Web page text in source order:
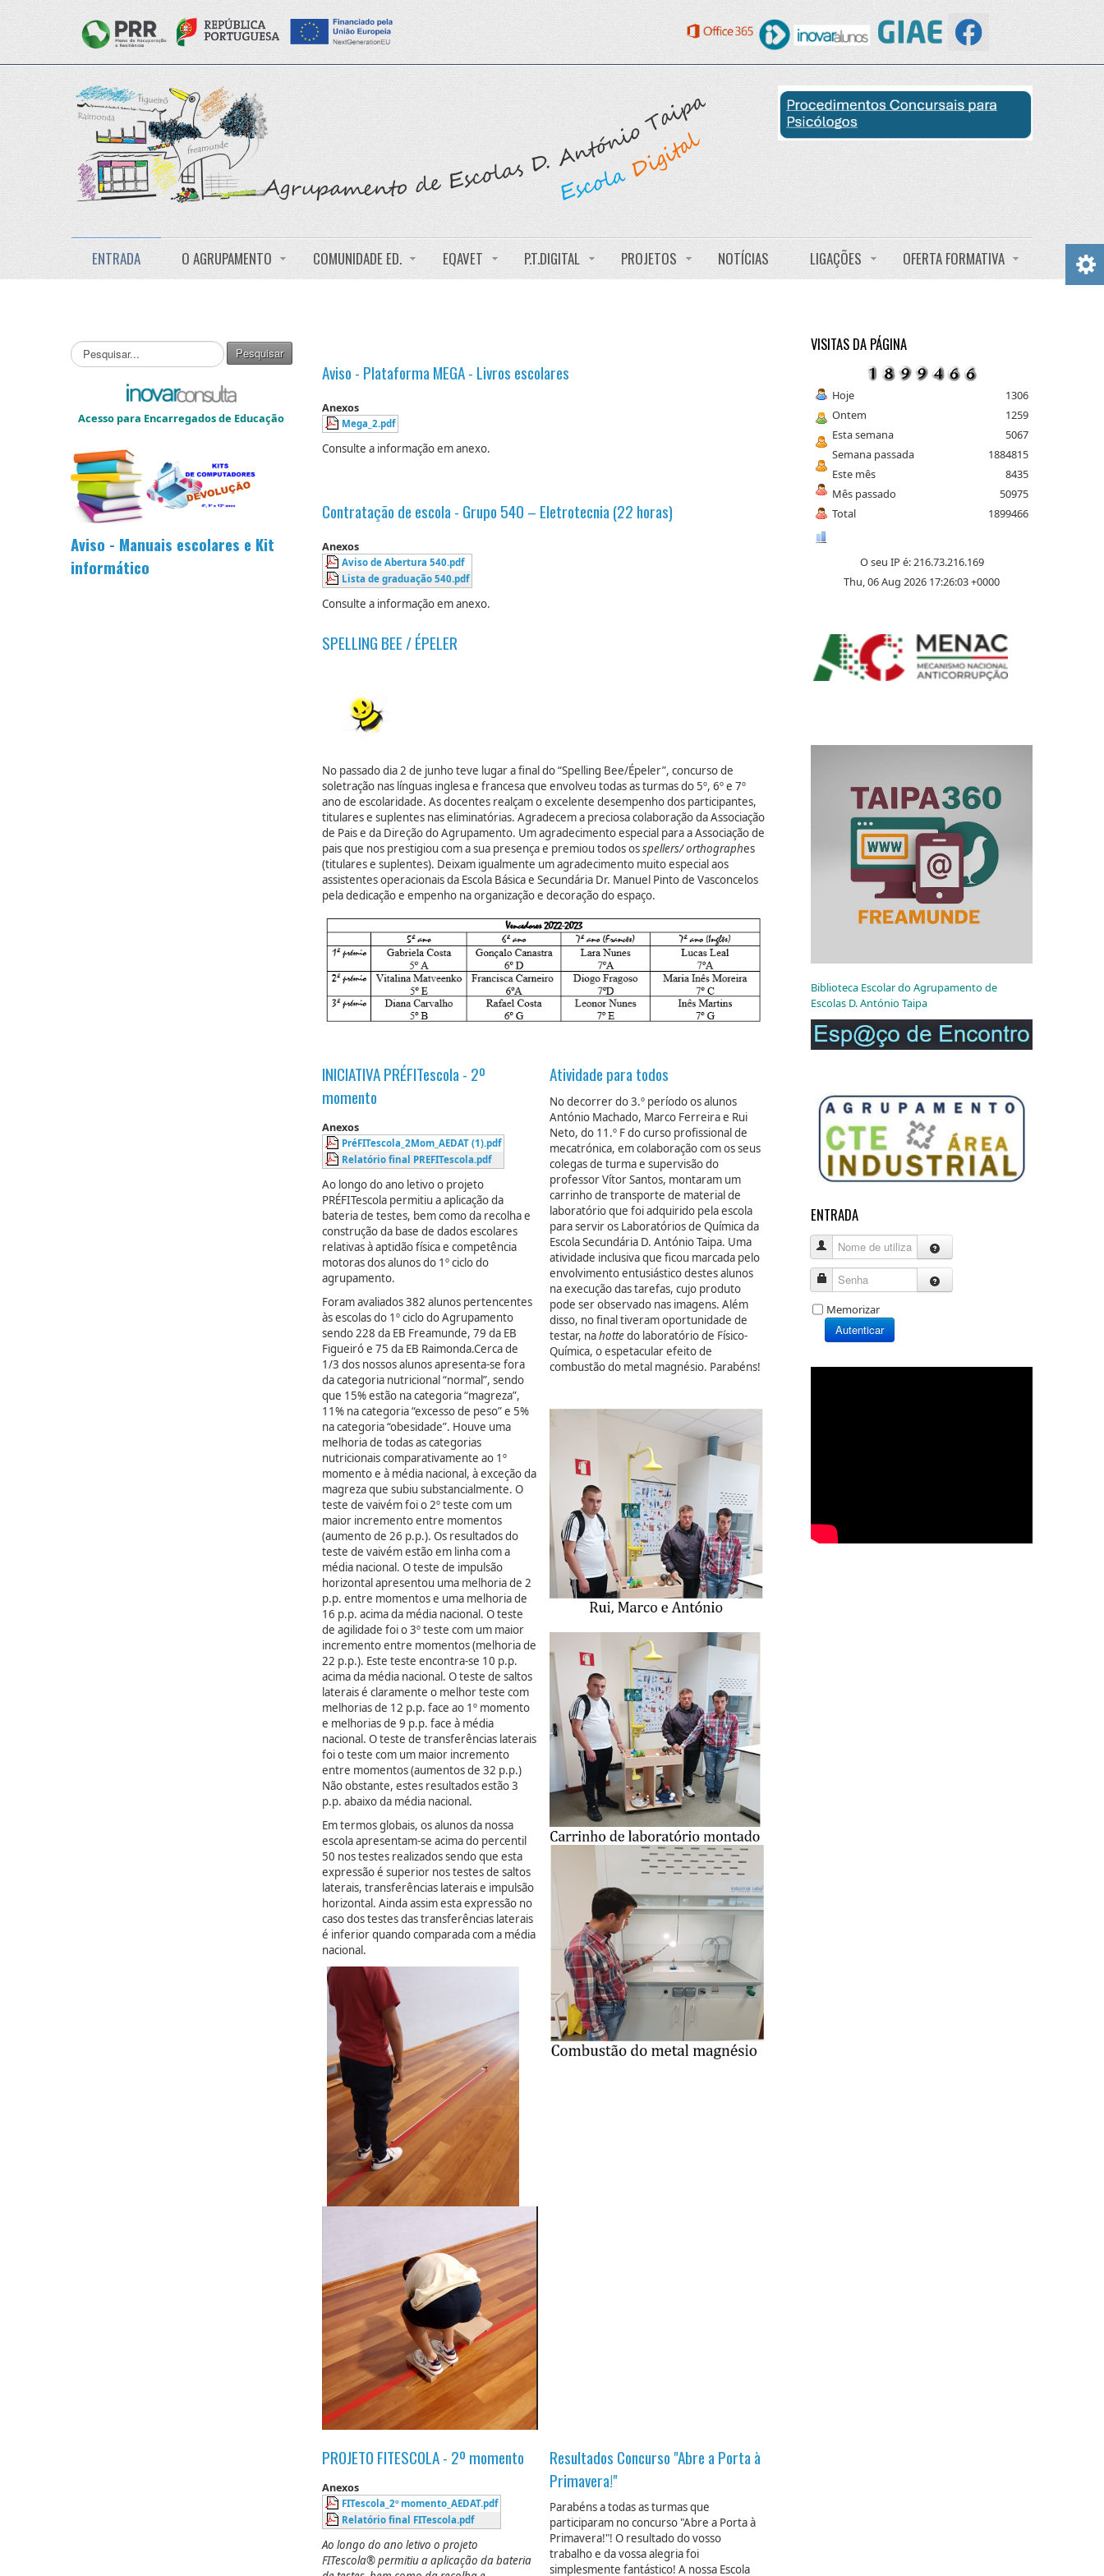
ENTRADA O AGRUPAMENTO COMUNIDADE ED. EQAVET P.T.DIGITAL PROJETOS NOTÍCIAS LIGAÇÕES OFERTA FORMATIVA
Aviso - Plataforma MEGA - Livros escolares
Anexos
Mega_2.pdf
Consulte a informação em anexo.
Contratação de escola - Grupo 540 – Eletrotecnia (22 horas)
Anexos
Aviso de Abertura 540.pdf
Lista de graduação 540.pdf
Consulte a informação em anexo.
SPELLING BEE / ÉPELER
No passado dia 2 de junho teve lugar a final do “Spelling Bee/Épeler”, concurso de
soletração nas línguas inglesa e francesa que envolveu todas as turmas do 5º, 6º e 7º
ano de escolaridade. As docentes realçam o excelente desempenho dos participantes,
titulares e suplentes nas eliminatórias. Agradecem a preciosa colaboração da Associação
de Pais e da Direção do Agrupamento. Um agradecimento especial para a Associação de
pais que nos prestigiou com a sua presença e premiou todos osspellers/ orthographes
(titulares e suplentes). Deixam igualmente um agradecimento muito especial aos
assistentes operacionais da Escola Básica e Secundária Dr. Manuel Pinto de Vasconcelos
pela dedicação e empenho na organização e decoração do espaço.
INICIATIVA PRÉFITescola - 2º
momento
Anexos
PréFITescola_2Mom_AEDAT (1).pdf
Relatório final PREFITescola.pdf
Ao longo do ano letivo o projeto
PRÉFITescola permitiu a aplicação da
bateria de testes, bem como da recolha e
construção da base de dados escolares
relativas à aptidão física e competência
motoras dos alunos do 1º ciclo do
agrupamento.
Foram avaliados 382 alunos pertencentes
às escolas do 1º ciclo do Agrupamento
sendo 228 da EB Freamunde, 79 da EB
Figueiró e 75 da EB Raimonda.Cerca de
1/3 dos nossos alunos apresenta-se fora
da categoria nutricional “normal”, sendo
que 15% estão na categoria “magreza”,
11% na categoria “excesso de peso” e 5%
na categoria “obesidade”. Houve uma
melhoria de todas as categorias
nutricionais comparativamente ao 1º
momento e à média nacional, à exceção da
magreza que subiu substancialmente. O
teste de vaivém foi o 2º teste com um
maior incremento entre momentos
(aumento de 26 p.p.). Os resultados do
teste de vaivém estão em linha com a
média nacional. O teste de impulsão
horizontal apresentou uma melhoria de 2
p.p. entre momentos e uma melhoria de
16 p.p. acima da média nacional. O teste
de agilidade foi o 3º teste com um maior
incremento entre momentos (melhoria de
22 p.p.). Este teste encontra-se 10 p.p.
acima da média nacional. O teste de saltos
laterais é claramente o melhor teste com
melhorias de 12 p.p. face ao 1º momento
e melhorias de 9 p.p. face à média
nacional. O teste de transferências laterais
foi o teste com um maior incremento
entre momentos (aumentos de 32 p.p.)
Não obstante, estes resultados estão 3
p.p. abaixo da média nacional.
Em termos globais, os alunos da nossa
escola apresentam-se acima do percentil
50 nos testes realizados sendo que esta
expressão é superior nos testes de saltos
laterais, transferências laterais e impulsão
horizontal. Ainda assim esta expressão no
caso dos testes das transferências laterais
é inferior quando comparada com a média
nacional.
Atividade para todos
No decorrer do 3.º período os alunos
António Machado, Marco Ferreira e Rui
Neto, do 11.º F do curso profissional de
mecatrónica, em colaboração com os seus
colegas de turma e supervisão do
professor Vítor Santos, montaram um
carrinho de transporte de material de
laboratório que foi adquirido pela escola
para servir os Laboratórios de Química da
Escola Secundária D. António Taipa. Uma
atividade inclusiva que ficou marcada pelo
envolvimento entusiástico destes alunos
na execução das tarefas, cujo produto
pode ser observado nas imagens. Além
disso, no final tiveram oportunidade de
testar, nahottedo laboratório de Físico-
Química, o espetacular efeito de
combustão do metal magnésio. Parabéns!
PROJETO FITESCOLA - 2º momento
Anexos
FITescola_2º momento_AEDAT.pdf
Relatório final FITescola.pdf
Ao longo do ano letivo o projeto
FITescola®permitiu a aplicação da bateria
Resultados Concurso "Abre a Porta à
Primavera!"
Parabéns a todas as turmas que
participaram no concurso "Abre a Porta à
Primavera!"! O resultado do vosso
trabalho e da vossa alegria foi
simplesmente fantástico! A nossa Escola
Pesquisar... Pesquisar
Acesso para Encarregados de Educação
Aviso - Manuais escolares e Kit
informático
VISITAS DA PÁGINA
Hoje
Ontem
Esta semana
Semana passada
Este mês
Mês passado
Total
1306
1259
5067
1884815
8435
50975
1899466
O seu IP é: 216.73.216.169
Thu, 06 Aug 2026 17:26:03 +0000
Biblioteca Escolar do Agrupamento de
Escolas D. António Taipa
ENTRADA
Nome de utilizador
Senha
Memorizar
Autenticar